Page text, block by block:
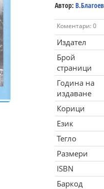
Автор:
Коментари: 0
Издател
Брой
страници
Година на
издаване
Корици
Език
Тегло
Размери
ISBN
Баркод